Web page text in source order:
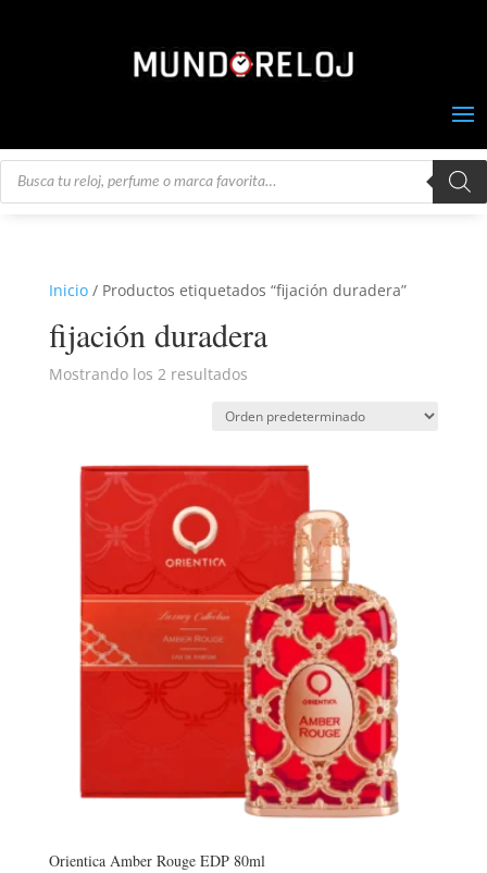
Búsqueda
Inicio/ Productos etiquetados “fijación duradera”
fijación duradera
Mostrando los 2 resultados
Orientica Amber Rouge EDP 80ml